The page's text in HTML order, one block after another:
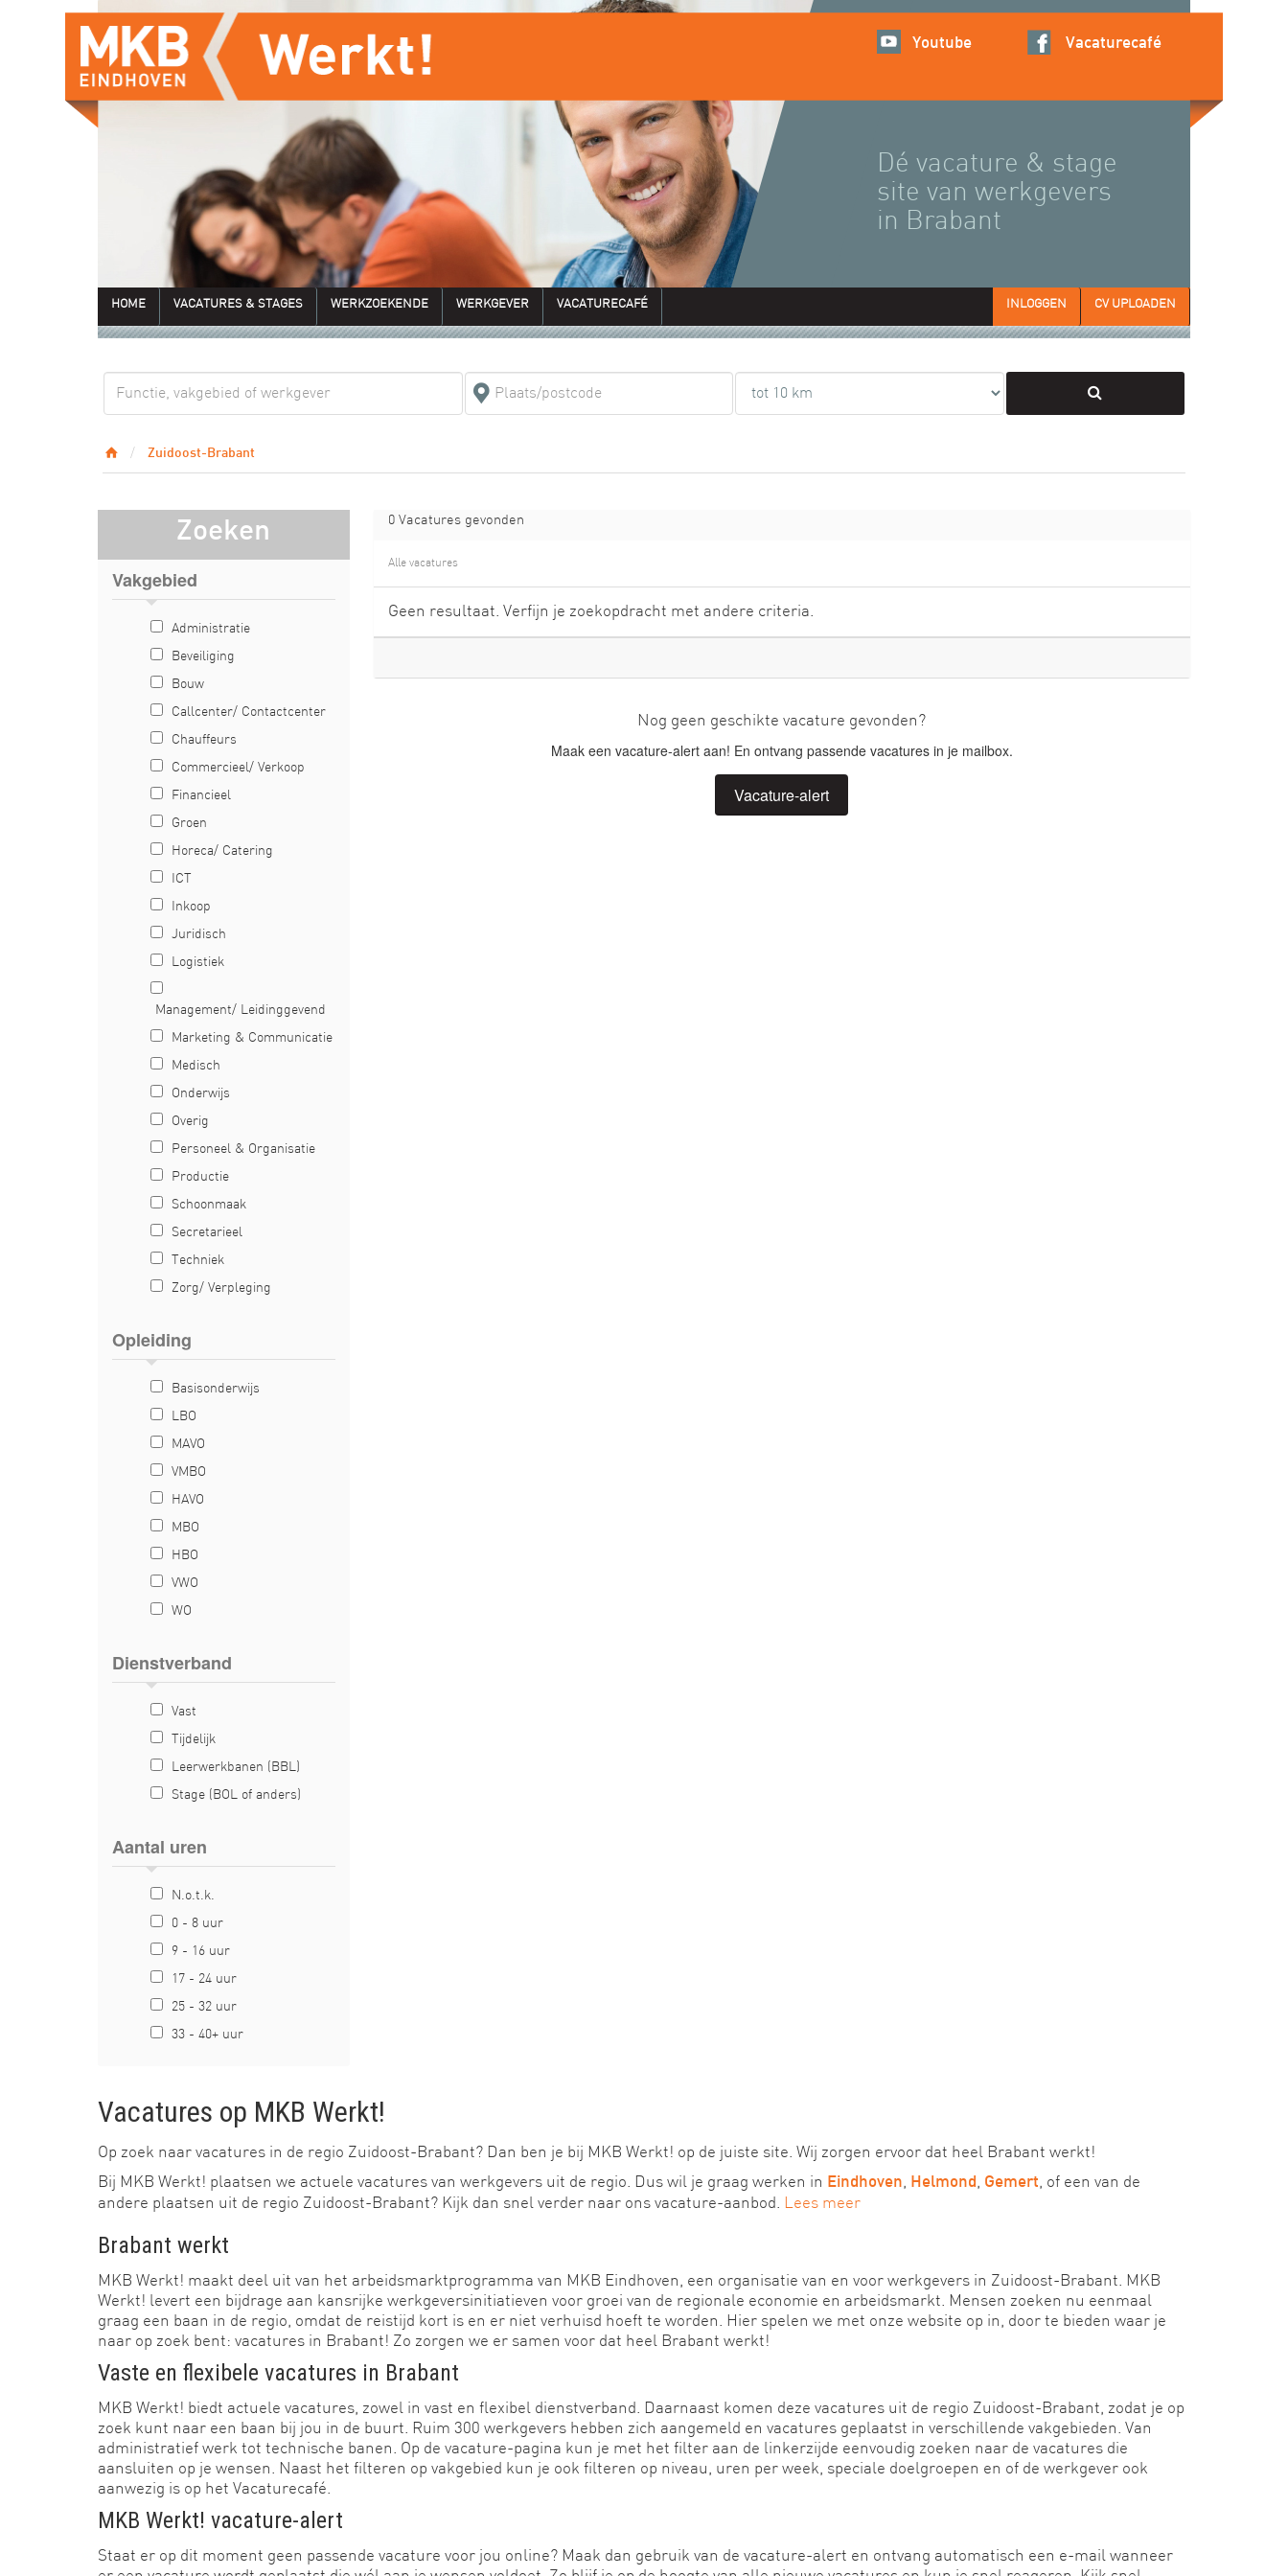
Youtube Vacaturecafé
Dé vacature & stage
site van werkgevers
in Brabant
HOME VACATURES & STAGES WERKZOEKENDE WERKGEVER VACATURECAFÉ CV UPLOADEN
INLOGGEN
Zuidoost-Brabant
Zoeken
Vakgebied
Administratie
Beveiliging
Bouw
Callcenter/ Contactcenter
Chauffeurs
Commercieel/ Verkoop
Financieel
Groen
Horeca/ Catering
ICT
Inkoop
Juridisch
Logistiek
Management/ Leidinggevend
Marketing & Communicatie
Medisch
Onderwijs
Overig
Personeel & Organisatie
Productie
Schoonmaak
Secretarieel
Techniek
Zorg/ Verpleging
Opleiding
Basisonderwijs
LBO
MAVO
VMBO
HAVO
MBO
HBO
VWO
WO
Dienstverband
Vast
Tijdelijk
Leerwerkbanen (BBL)
Stage (BOL of anders)
Aantal uren
N.o.t.k.
0 - 8 uur
9 - 16 uur
17 - 24 uur
25 - 32 uur
33 - 40+ uur
0 Vacatures gevonden
Alle vacatures
Geen resultaat. Verfijn je zoekopdracht met andere criteria.
Nog geen geschikte vacature gevonden?
Maak een vacature-alert aan! En ontvang passende vacatures in je mailbox.
Vacature-alert
Vacatures op MKB Werkt!
Op zoek naar vacatures in de regio Zuidoost-Brabant? Dan ben je bij MKB Werkt! op de juiste site. Wij zorgen ervoor dat heel Brabant werkt!
Bij MKB Werkt! plaatsen we actuele vacatures van werkgevers uit de regio. Dus wil je graag werken in Eindhoven, Helmond, Gemert, of een van de
andere plaatsen uit de regio Zuidoost-Brabant? Kijk dan snel verder naar ons vacature-aanbod. Lees meer
Brabant werkt
MKB Werkt! maakt deel uit van het arbeidsmarktprogramma van MKB Eindhoven, een organisatie van en voor werkgevers in Zuidoost-Brabant. MKB
Werkt! levert een bijdrage aan kansrijke werkgeversinitiatieven voor groei van de regionale economie en arbeidsmarkt. Mensen zoeken nu eenmaal
graag een baan in de regio, omdat de reistijd kort is en er niet verhuisd hoeft te worden. Hier spelen we met onze website op in, door te bieden waar je
naar op zoek bent: vacatures in Brabant! Zo zorgen we er samen voor dat heel Brabant werkt!
Vaste en flexibele vacatures in Brabant
MKB Werkt! biedt actuele vacatures, zowel in vast en flexibel dienstverband. Daarnaast komen deze vacatures uit de regio Zuidoost-Brabant, zodat je op
zoek kunt naar een baan bij jou in de buurt. Ruim 300 werkgevers hebben zich aangemeld en vacatures geplaatst in verschillende vakgebieden. Van
administratief werk tot technische banen. Op de vacature-pagina kun je met het filter aan de linkerzijde eenvoudig zoeken naar de vacatures die
aansluiten op je wensen. Naast het filteren op vakgebied kun je ook filteren op niveau, uren per week, speciale doelgroepen en of de werkgever ook
aanwezig is op het Vacaturecafé.
MKB Werkt! vacature-alert
Staat er op dit moment geen passende vacature voor jou online? Maak dan gebruik van de vacature-alert en ontvang automatisch een e-mail wanneer